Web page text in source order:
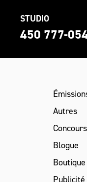
STUDIO
450 777-
Autres
Concours
Blogue
Boutique
Publicité